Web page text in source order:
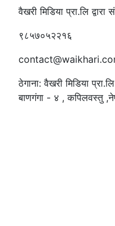
वैखरी मिडिया प्रा.लि
९८५७०५२२१६
ठेगाना: वैखरी मिडिया प्रा.लि
बाणगंगा - ४ , कपिलवस्तु